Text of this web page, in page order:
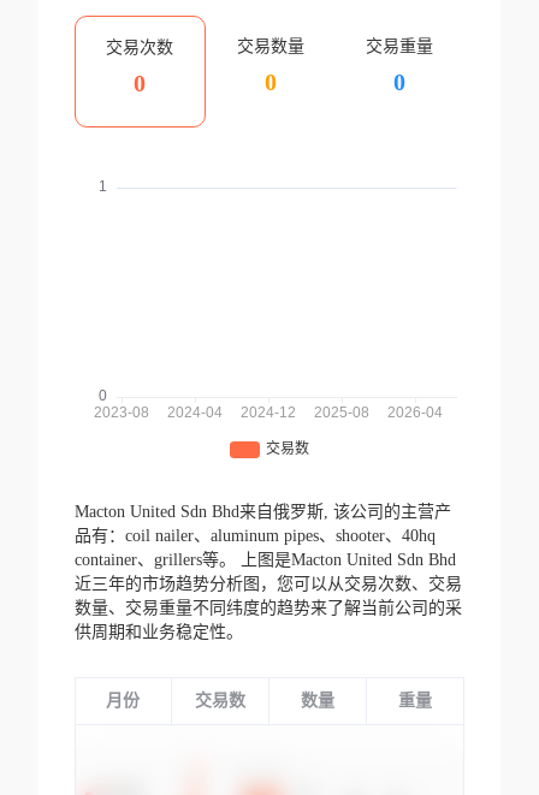
交易次数
0
交易数量
0
交易重量
0
Macton United Sdn Bhd来自俄罗斯, 该公司的主营产
品有：coil nailer、aluminum pipes、shooter、40hq
container、grillers等。
上图是Macton United Sdn Bhd
近三年的市场趋势分析图，您可以从交易次数、交易
数量、交易重量不同纬度的趋势来了解当前公司的采
供周期和业务稳定性。
月份 交易数 数量 重量